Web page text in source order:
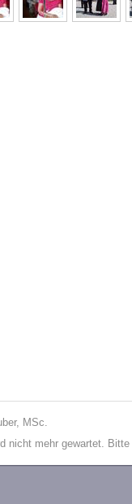
MSc.
nicht mehr gewartet.